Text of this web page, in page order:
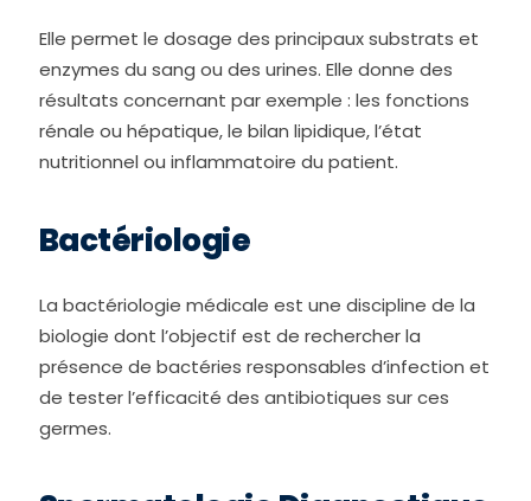
Elle permet le dosage des principaux substrats et
enzymes du sang ou des urines. Elle donne des
résultats concernant par exemple : les fonctions
rénale ou hépatique, le bilan lipidique, l’état
nutritionnel ou inflammatoire du patient.
Bactériologie
La bactériologie médicale est une discipline de la
biologie dont l’objectif est de rechercher la
présence de bactéries responsables d’infection et
de tester l’efficacité des antibiotiques sur ces
germes.